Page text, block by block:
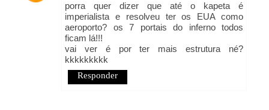
porra quer dizer que até o kapeta é
imperialista e resolveu ter os EUA como
aeroporto? os 7 portais do inferno todos
ficam lá!!!
vai ver é por ter mais estrutura né?
kkkkkkkkk
Responder